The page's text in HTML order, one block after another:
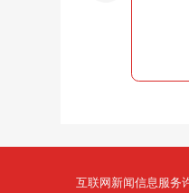
互联网新闻信息服务